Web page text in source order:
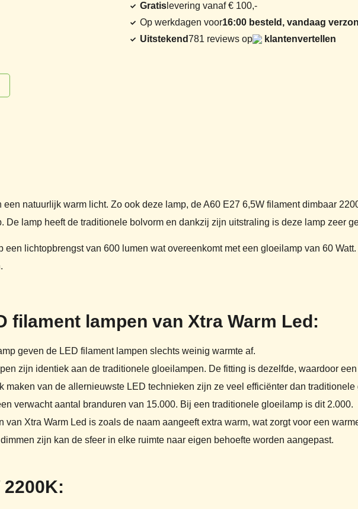
Gratislevering vanaf € 100,-
Op werkdagen voor16:00 besteld, vandaag
Uitstekend781 reviews op klantenvertellen
natuurlijk warm licht. Zo ook deze lamp, de A60 E27 6,5W filament dimbaar
De lamp heeft de traditionele bolvorm en dankzij zijn uitstraling is deze lamp zeer
een lichtopbrengst van 600 lumen wat overeenkomt met een gloeilamp van 60
filament lampen van Xtra Warm Led:
geven de LED filament lampen slechts weinig warmte af.
zijn identiek aan de traditionele gloeilampen. De fitting is dezelfde, waardoor
maken van de allernieuwste LED technieken zijn ze veel efficiënter dan
verwacht aantal branduren van 15.000. Bij een traditionele gloeilamp is dit 2.000.
van Xtra Warm Led is zoals de naam aangeeft extra warm, wat zorgt voor een
zijn kan de sfeer in elke ruimte naar eigen behoefte worden aangepast.
2200K: